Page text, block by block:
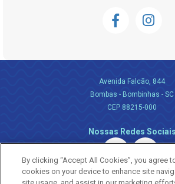
Avenida Falcão, 844
Bombas - Bombinhas - SC
CEP 88215-000
Nossas Redes Sociais
By clicking “Accept All Cookies”, you agree
cookies on your device to enhance site